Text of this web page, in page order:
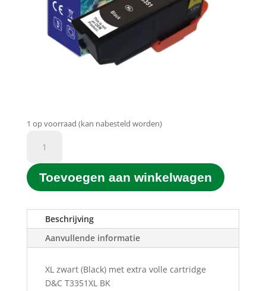
1 op voorraad (kan nabesteld worden)
Printgroen®
huismerk
T3351XL
BK
(Black)
(25ML)
aantal
Toevoegen aan winkelwagen
Beschrijving
Aanvullende informatie
XL zwart (Black) met extra volle cartridge
D&C T3351XL BK